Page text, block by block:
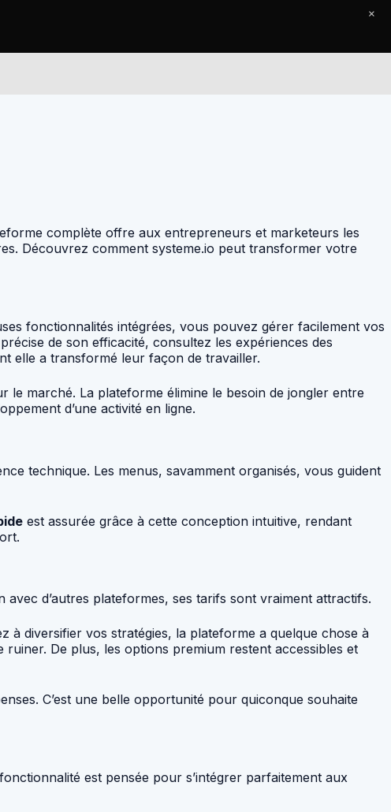
complète offre aux entrepreneurs et marketeurs les
Découvrez comment systeme.io peut transformer votre
fonctionnalités intégrées, vous pouvez gérer facilement vos
de son efficacité, consultez les expériences des
elle a transformé leur façon de travailler.
le marché. La plateforme élimine le besoin de jongler entre
d’une activité en ligne.
technique. Les menus, savamment organisés, vous guident
est assurée grâce à cette conception intuitive, rendant
d’autres plateformes, ses tarifs sont vraiment attractifs.
à diversifier vos stratégies, la plateforme a quelque chose à
De plus, les options premium restent accessibles et
C’est une belle opportunité pour quiconque souhaite
est pensée pour s’intégrer parfaitement aux
×